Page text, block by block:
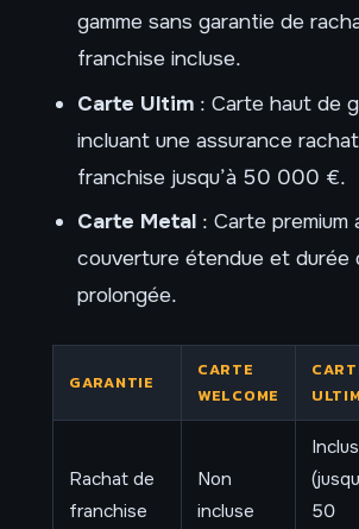
gamme sans garantie de
franchise incluse.
Carte Ultim: Carte haut de
incluant une assurance
franchise jusqu’à 50 000 €.
Carte Metal: Carte premium
couverture étendue et durée
prolongée.
GARANTIE
CARTE
WELCOME
ULTIM
Rachat de
franchise
Non
incluse
Inclus
50